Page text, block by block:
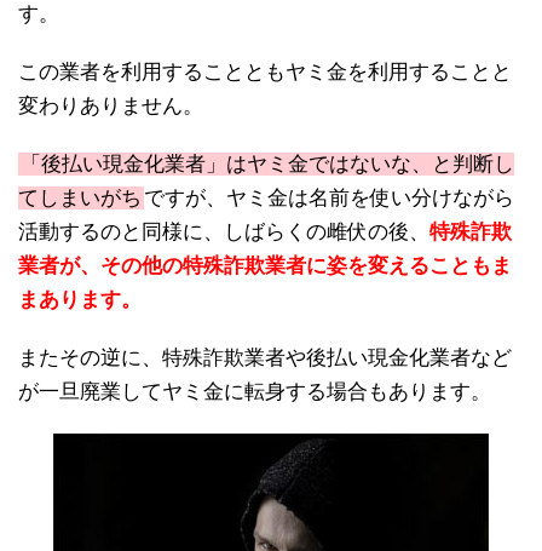
す。
この業者を利用することともヤミ金を利用することと
変わりありません。
「後払い現金化業者」はヤミ金ではないな、と判断し
てしまいがち ですが、ヤミ金は名前を使い分けながら
活動するのと同様に、しばらくの雌伏の後、 特殊詐欺
業者が、その他の特殊詐欺業者に姿を変えることもま
まあります。
またその逆に、特殊詐欺業者や後払い現金化業者など
が一旦廃業してヤミ金に転身する場合もあります。